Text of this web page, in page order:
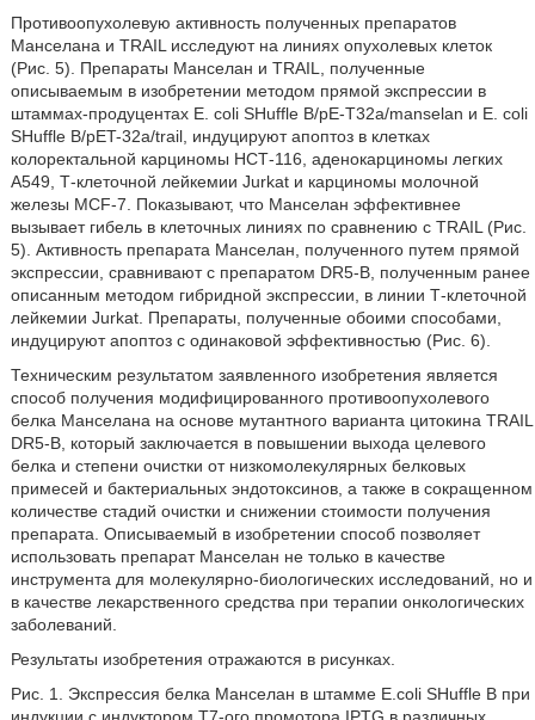
Противоопухолевую активность полученных препаратов
Манселана и TRAIL исследуют на линиях опухолевых клеток
(Рис. 5). Препараты Манселан и TRAIL, полученные
описываемым в изобретении методом прямой экспрессии в
штаммах-продуцентах Е. coli SHuffle B/pE-T32a/manselan и Е. coli
SHuffle B/pET-32a/trail, индуцируют апоптоз в клетках
колоректальной карциномы НСТ-116, аденокарциномы легких
А549, Т-клеточной лейкемии Jurkat и карциномы молочной
железы MCF-7. Показывают, что Манселан эффективнее
вызывает гибель в клеточных линиях по сравнению с TRAIL (Рис.
5). Активность препарата Манселан, полученного путем прямой
экспрессии, сравнивают с препаратом DR5-B, полученным ранее
описанным методом гибридной экспрессии, в линии Т-клеточной
лейкемии Jurkat. Препараты, полученные обоими способами,
индуцируют апоптоз с одинаковой эффективностью (Рис. 6).
Техническим результатом заявленного изобретения является
способ получения модифицированного противоопухолевого
белка Манселана на основе мутантного варианта цитокина TRAIL
DR5-B, который заключается в повышении выхода целевого
белка и степени очистки от низкомолекулярных белковых
примесей и бактериальных эндотоксинов, а также в сокращенном
количестве стадий очистки и снижении стоимости получения
препарата. Описываемый в изобретении способ позволяет
использовать препарат Манселан не только в качестве
инструмента для молекулярно-биологических исследований, но и
в качестве лекарственного средства при терапии онкологических
заболеваний.
Результаты изобретения отражаются в рисунках.
Рис. 1. Экспрессия белка Манселан в штамме E.coli SHuffle В при